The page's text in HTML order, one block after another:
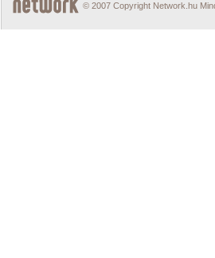
© 2007 Copyright Network.hu